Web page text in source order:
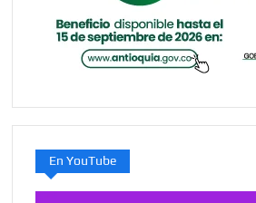
En YouTube